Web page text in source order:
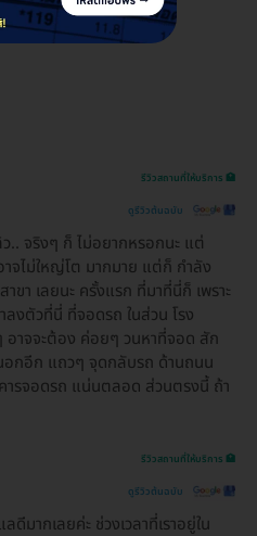
รีวิวสถานที่ให้บริการ 🏥
ดูรีวิวต้นฉบับ
.. จริงๆ ก็ ไม่อยากหรอกนะ แต่
จไม่ใหญ่โต มากมาย แต่ก็ กำลัง
า เลยนะ ครั้งแรก ที่มาที่นี่ก็ เพราะ
งตัวที่นี่ ที่จอดรถ ในส่วน โรง
อาจจะต้อง ค่อยๆ วนหาที่จอด สัก
กอีก แถวๆ จุดกลับรถ ด้านถนน
รจอดรถ แน่นตลอด ส่วนตรงนี้ ถ้า
รีวิวสถานที่ให้บริการ 🏥
ดูรีวิวต้นฉบับ
มากเลยค่ะ ช่วงเวลาที่เราอยู่ใน